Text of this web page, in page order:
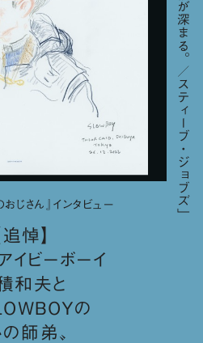
じさん』インタビュー
追悼】
イビーボーイ
和夫と
の
の師弟〟